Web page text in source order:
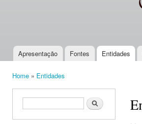
Main menu
Apresentação Fontes Entidades
Home » Entidades
Search form Search